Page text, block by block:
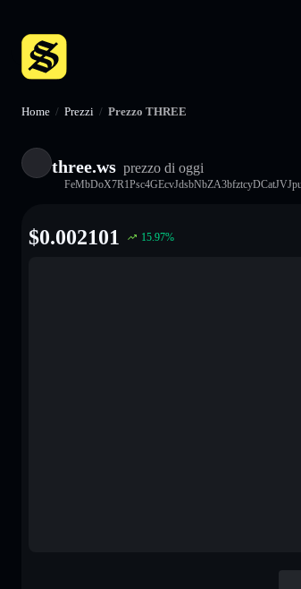
Home / Prezzi / Prezzo THREE
three.ws prezzo di oggi
$0.002101 15.97%